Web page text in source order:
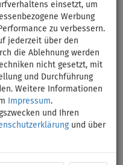
einsetzt, um
Werbung
zu verbessern.
jederzeit über den
die Ablehnung werden
nicht gesetzt, mit
und Durchführung
Weitere Informationen
Impressum.
und Ihren
und über
MULTI
Forest grey
Up
+ 2x